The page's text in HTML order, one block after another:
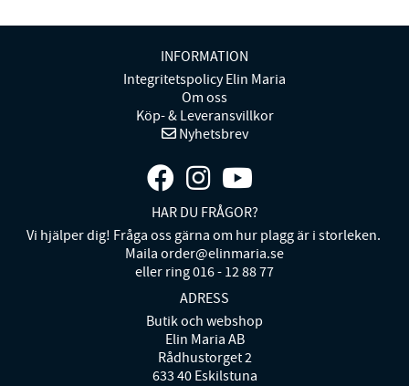
INFORMATION
Integritetspolicy Elin Maria
Om oss
Köp- & Leveransvillkor
Nyhetsbrev
HAR DU FRÅGOR?
Vi hjälper dig! Fråga oss gärna om hur plagg är i storleken.
Maila order@elinmaria.se
eller ring 016 - 12 88 77
ADRESS
Butik och webshop
Elin Maria AB
Rådhustorget 2
633 40 Eskilstuna